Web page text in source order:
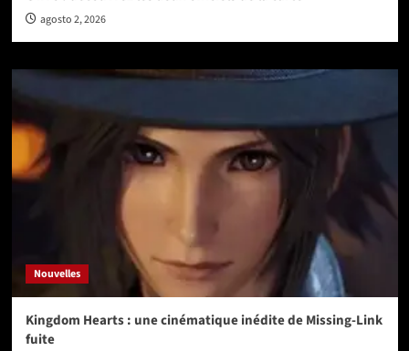
agosto 2, 2026
Nouvelles
Kingdom Hearts : une cinématique inédite de Missing-Link
fuite